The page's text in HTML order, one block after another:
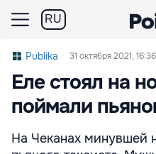
RU
Publika 31 октября 2021, 16:36
Еле стоял на
поймали
На Чеканах минувшей